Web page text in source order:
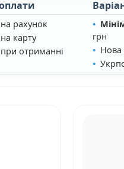
рахунок
карту
отриманні
грн
❤